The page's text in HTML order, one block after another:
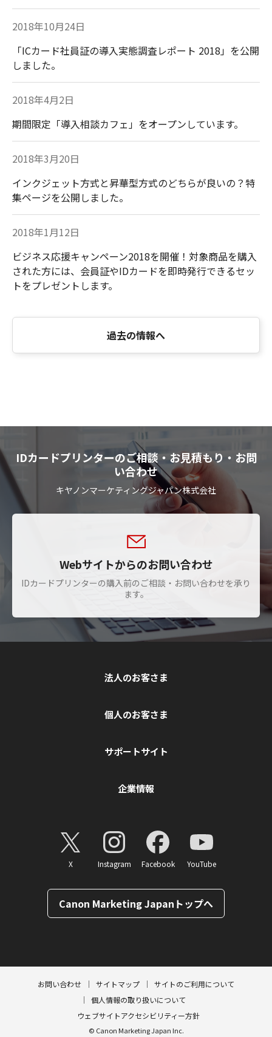
2018年10月24日
「ICカード社員証の導入実態調査レポート 2018」を公開
しました。
2018年4月2日
期間限定「導入相談カフェ」をオープンしています。
2018年3月20日
インクジェット方式と昇華型方式のどちらが良いの？特
集ページを公開しました。
2018年1月12日
ビジネス応援キャンペーン2018を開催！対象商品を購入
された方には、会員証やIDカードを即時発行できるセッ
トをプレゼントします。
過去の情報へ
IDカードプリンターのご相談・お見積もり・お問
い合わせ
キヤノンマーケティングジャパン株式会社
Webサイトからのお問い合わせ
IDカードプリンターの購入前のご相談・お問い合わせを承り
ます。
法人のお客さま
個人のお客さま
サポートサイト
企業情報
X Instagram Facebook YouTube
Canon Marketing Japanトップへ
お問い合わせ サイトマップ
サイトのご利用について
個人情報の取り扱いについて
ウェブサイトアクセシビリティー方針
© Canon Marketing Japan Inc.